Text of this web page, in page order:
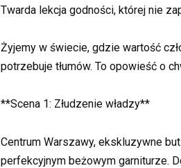
Twarda lekcja godności, której nie
Żyjemy w świecie, gdzie wartość
potrzebuje tłumów. To opowieść o
**Scena 1: Złudzenie władzy**
Centrum Warszawy, ekskluzywne
perfekcyjnym beżowym garniturze.